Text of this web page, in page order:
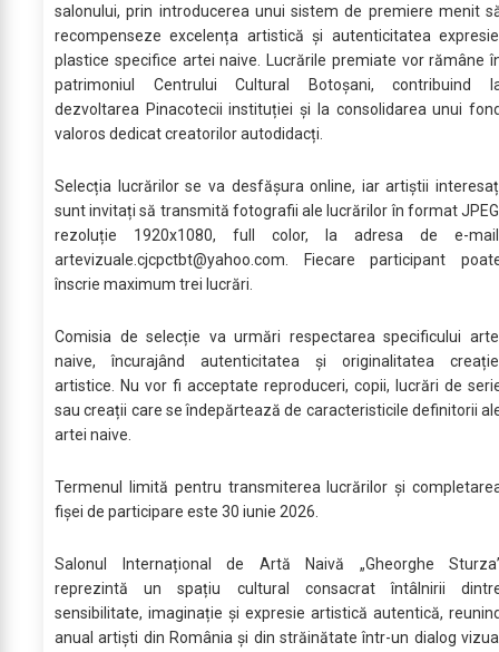
salonului, prin introducerea unui sistem de premiere menit
recompenseze excelența artistică și autenticitatea
plastice specifice artei naive. Lucrările premiate vor rămâne
patrimoniul Centrului Cultural Botoșani, contribuind
dezvoltarea Pinacotecii instituției și la consolidarea unui
valoros dedicat creatorilor autodidacți.
Selecția lucrărilor se va desfășura online, iar artiștii
sunt invitați să transmită fotografii ale lucrărilor în format
rezoluție 1920x1080, full color, la adresa de e-
artevizuale.cjcpctbt@yahoo.com . Fiecare participant
înscrie maximum trei lucrări.
Comisia de selecție va urmări respectarea specificului
naive, încurajând autenticitatea și originalitatea
artistice. Nu vor fi acceptate reproduceri, copii, lucrări de
sau creații care se îndepărtează de caracteristicile definitorii
artei naive.
Termenul limită pentru transmiterea lucrărilor și
fișei de participare este 30 iunie 2026.
Salonul Internațional de Artă Naivă „Gheorghe
reprezintă un spațiu cultural consacrat întâlnirii
sensibilitate, imaginație și expresie artistică autentică,
anual artiști din România și din străinătate într-un dialog